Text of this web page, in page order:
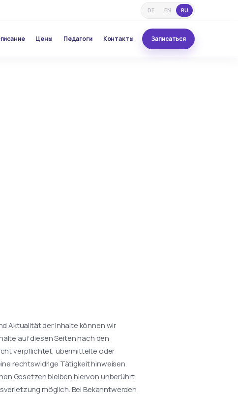
DE EN RU
Цены Педагоги Контакты Записаться
Aktualität der Inhalte können wir
auf diesen Seiten nach den
verpflichtet, übermittelte oder
rechtswidrige Tätigkeit hinweisen.
Gesetzen bleiben hiervon unberührt.
möglich. Bei Bekanntwerden